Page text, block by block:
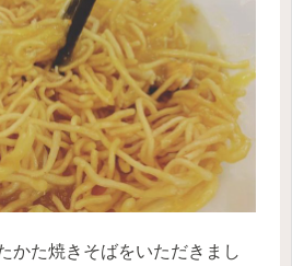
かた焼きそばをいただきまし